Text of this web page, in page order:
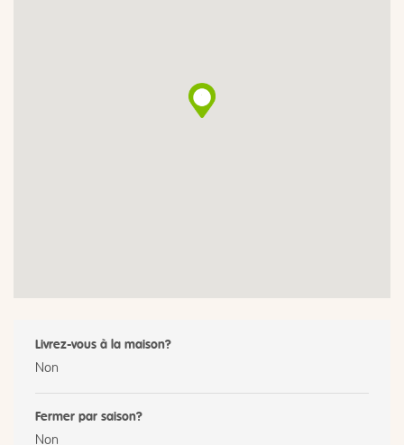
Livrez-vous à la maison?
Non
Fermer par saison?
Non